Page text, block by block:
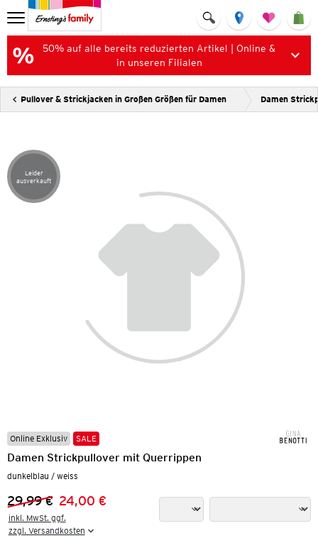
50% auf alle bereits reduzierten Artikel | Online &
in unseren Filialen
Pullover & Strickjacken in Großen Größen für Damen Damen
Artikel leider ausverkauft
Leider
ausverkauft
Online Exklusiv SALE
Damen Strickpullover mit Querrippen
dunkelblau / weiss
Vorheriger Preis:
29,99 €
Neuer Preis:24,00 €
inkl. MwSt. ggf.
zzgl. Versandkosten